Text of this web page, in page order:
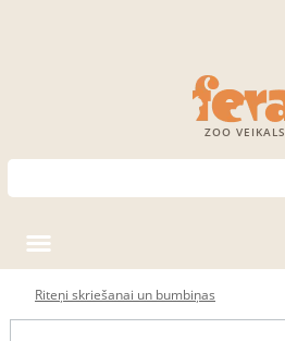
ZOO VEIKALS
Riteņi skriešanai un bumbiņas